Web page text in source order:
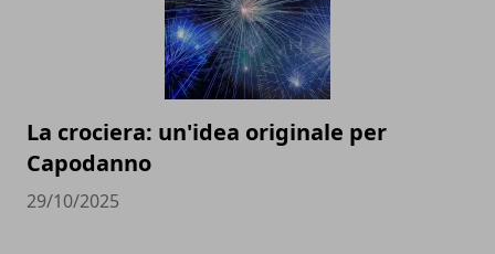
La crociera: un'idea originale per
Capodanno
29/10/2025